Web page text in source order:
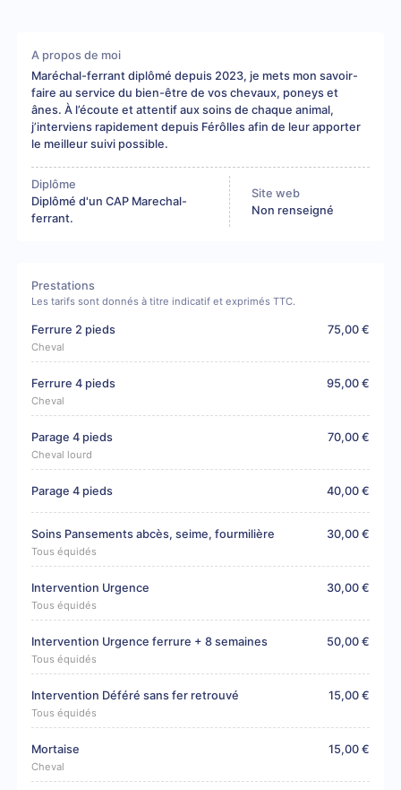
A propos de moi
Maréchal-ferrant diplômé depuis 2023, je mets mon savoir-
faire au service du bien-être de vos chevaux, poneys et
ânes. À l’écoute et attentif aux soins de chaque animal,
j’interviens rapidement depuis Férôlles afin de leur apporter
le meilleur suivi possible.
Diplôme
Diplômé d'un CAP Marechal-
ferrant.
Site web
Non renseigné
Prestations
Les tarifs sont donnés à titre indicatif et exprimés TTC.
Ferrure 2 pieds
Cheval
75,00 €
Ferrure 4 pieds
Cheval
95,00 €
Parage 4 pieds
Cheval lourd
70,00 €
Parage 4 pieds 40,00 €
Soins Pansements abcès, seime, fourmilière
Tous équidés
30,00 €
Intervention Urgence
Tous équidés
30,00 €
Intervention Urgence ferrure + 8 semaines
Tous équidés
50,00 €
Intervention Déféré sans fer retrouvé
Tous équidés
15,00 €
Mortaise
Cheval
15,00 €